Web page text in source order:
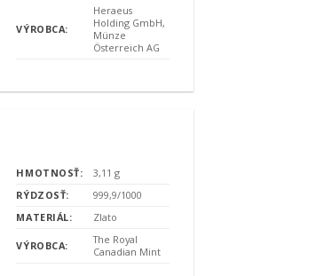
VÝROBCA:
Heraeus
Holding GmbH,
Münze
Österreich AG
HMOTNOSŤ:
3,11 g
RÝDZOSŤ:
999,9/1000
MATERIÁL:
Zlato
VÝROBCA:
The Royal
Canadian Mint